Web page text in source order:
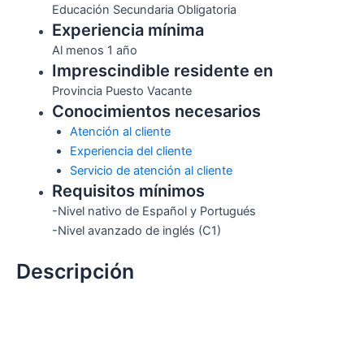
Educación Secundaria Obligatoria
Experiencia mínima
Al menos 1 año
Imprescindible residente en
Provincia Puesto Vacante
Conocimientos necesarios
Atención al cliente
Experiencia del cliente
Servicio de atención al cliente
Requisitos mínimos
-Nivel nativo de Español y Portugués
-Nivel avanzado de inglés (C1)
Descripción